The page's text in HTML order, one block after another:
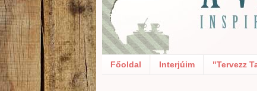
Főoldal Interjúim "Tervezz